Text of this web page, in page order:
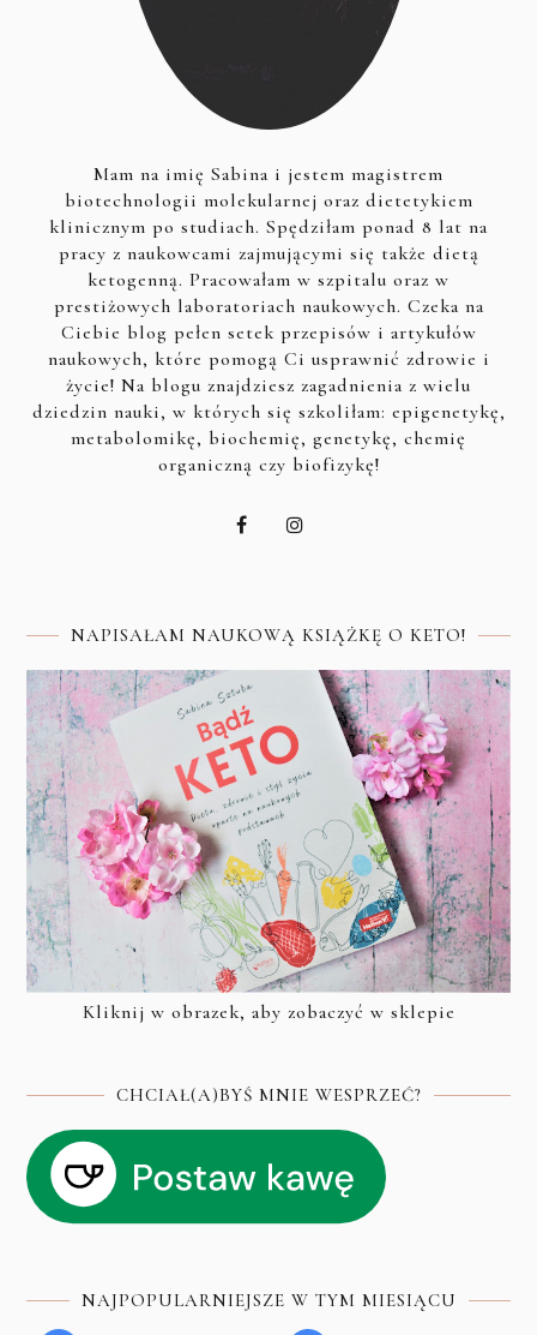
Mam na imię Sabina i jestem magistrem
biotechnologii molekularnej oraz dietetykiem
klinicznym po studiach. Spędziłam ponad 8 lat na
pracy z naukowcami zajmującymi się także dietą
ketogenną. Pracowałam w szpitalu oraz w
prestiżowych laboratoriach naukowych. Czeka na
Ciebie blog pełen setek przepisów i artykułów
naukowych, które pomogą Ci usprawnić zdrowie i
życie! Na blogu znajdziesz zagadnienia z wielu
dziedzin nauki, w których się szkoliłam: epigenetykę,
metabolomikę, biochemię, genetykę, chemię
organiczną czy biofizykę!
NAPISAŁAM NAUKOWĄ KSIĄŻKĘ O KETO!
Kliknij w obrazek, aby zobaczyć w sklepie
CHCIAŁ(A)BYŚ MNIE WESPRZEĆ?
NAJPOPULARNIEJSZE W TYM MIESIĄCU